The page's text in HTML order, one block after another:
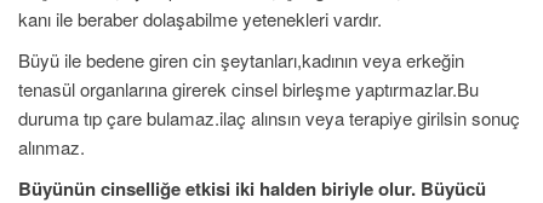
kanı ile beraber dolaşabilme yetenekleri vardır.
Büyü ile bedene giren cin şeytanları,kadının veya erkeğin
tenasül organlarına girerek cinsel birleşme yaptırmazlar.Bu
duruma tıp çare bulamaz.ilaç alınsın veya terapiye girilsin sonuç
alınmaz.
Büyünün cinselliğe etkisi iki halden biriyle olur. Büyücü